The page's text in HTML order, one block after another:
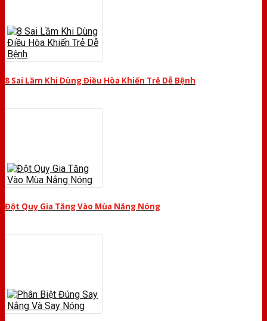
8 Sai Lầm Khi Dùng Điều Hòa Khiến Trẻ Dễ Bệnh
Đột Quỵ Gia Tăng Vào Mùa Nắng Nóng